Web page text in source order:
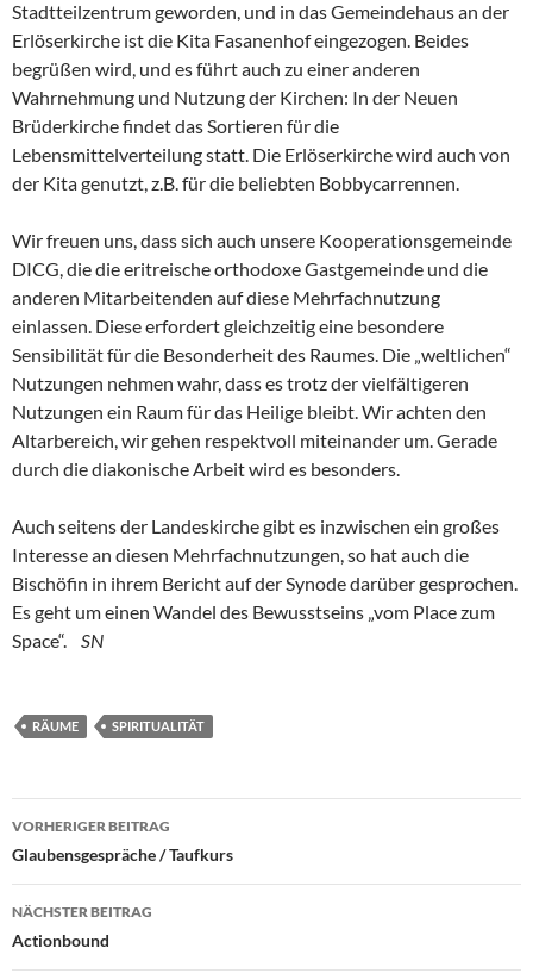
Stadtteilzentrum geworden, und in das Gemeindehaus an der
Erlöserkirche ist die Kita Fasanenhof eingezogen. Beides
begrüßen wird, und es führt auch zu einer anderen
Wahrnehmung und Nutzung der Kirchen: In der Neuen
Brüderkirche findet das Sortieren für die
Lebensmittelverteilung statt. Die Erlöserkirche wird auch von
der Kita genutzt, z.B. für die beliebten Bobbycarrennen.
Wir freuen uns, dass sich auch unsere Kooperationsgemeinde
DICG, die die eritreische orthodoxe Gastgemeinde und die
anderen Mitarbeitenden auf diese Mehrfachnutzung
einlassen. Diese erfordert gleichzeitig eine besondere
Sensibilität für die Besonderheit des Raumes. Die „weltlichen“
Nutzungen nehmen wahr, dass es trotz der vielfältigeren
Nutzungen ein Raum für das Heilige bleibt. Wir achten den
Altarbereich, wir gehen respektvoll miteinander um. Gerade
durch die diakonische Arbeit wird es besonders.
Auch seitens der Landeskirche gibt es inzwischen ein großes
Interesse an diesen Mehrfachnutzungen, so hat auch die
Bischöfin in ihrem Bericht auf der Synode darüber gesprochen.
Es geht um einen Wandel des Bewusstseins „vom Place zum
Space“. SN
RÄUME SPIRITUALITÄT
Beitragsnavigation
VORHERIGER BEITRAG
Glaubensgespräche / Taufkurs
NÄCHSTER BEITRAG
Actionbound